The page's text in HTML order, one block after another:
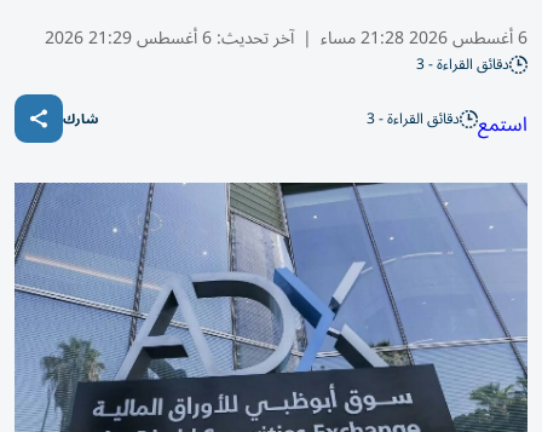
6 أغسطس 2026 21:28 مساء | آخر تحديث:6 أغسطس 21:29 2026
دقائق القراءة - 3
استمع دقائق القراءة - 3 شارك